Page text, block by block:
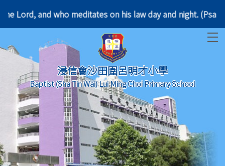
Lord, and who meditates on his law day and night.
浸信會沙田圍呂明才小學
Baptist (Sha Tin Wai) Lui Ming Choi Primary School